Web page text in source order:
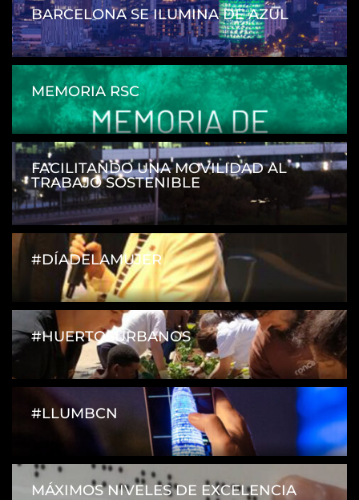
BARCELONA SE ILUMINA DE AZUL
MEMORIA RSC
FACILITANDO UNA MOVILIDAD AL
TRABAJO SOSTENIBLE
#DÍADELAMUJER
#HUERTOSURBANOS
#LLUMBCN
MÁXIMOS NIVELES DE EXCELENCIA